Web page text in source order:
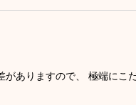
ありますので、 極端に